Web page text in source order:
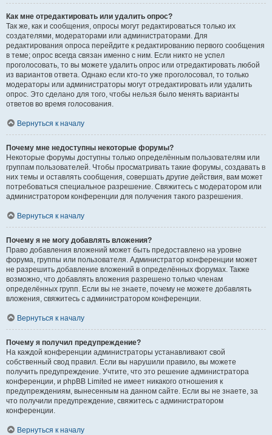
Как мне отредактировать или удалить опрос?
Так же, как и сообщения, опросы могут редактироваться только их
создателями, модераторами или администраторами. Для
редактирования опроса перейдите к редактированию первого сообщения
в теме; опрос всегда связан именно с ним. Если никто не успел
проголосовать, то вы можете удалить опрос или отредактировать любой
из вариантов ответа. Однако если кто-то уже проголосовал, то только
модераторы или администраторы могут отредактировать или удалить
опрос. Это сделано для того, чтобы нельзя было менять варианты
ответов во время голосования.
Вернуться к началу
Почему мне недоступны некоторые форумы?
Некоторые форумы доступны только определённым пользователям или
группам пользователей. Чтобы просматривать такие форумы, создавать в
них темы и оставлять сообщения, совершать другие действия, вам может
потребоваться специальное разрешение. Свяжитесь с модератором или
администратором конференции для получения такого разрешения.
Вернуться к началу
Почему я не могу добавлять вложения?
Право добавления вложений может быть предоставлено на уровне
форума, группы или пользователя. Администратор конференции может
не разрешить добавление вложений в определённых форумах. Также
возможно, что добавлять вложения разрешено только членам
определённых групп. Если вы не знаете, почему не можете добавлять
вложения, свяжитесь с администратором конференции.
Вернуться к началу
Почему я получил предупреждение?
На каждой конференции администраторы устанавливают свой
собственный свод правил. Если вы нарушили правило, вы можете
получить предупреждение. Учтите, что это решение администратора
конференции, и phpBB Limited не имеет никакого отношения к
предупреждениям, вынесенным на данном сайте. Если вы не знаете, за
что получили предупреждение, свяжитесь с администратором
конференции.
Вернуться к началу